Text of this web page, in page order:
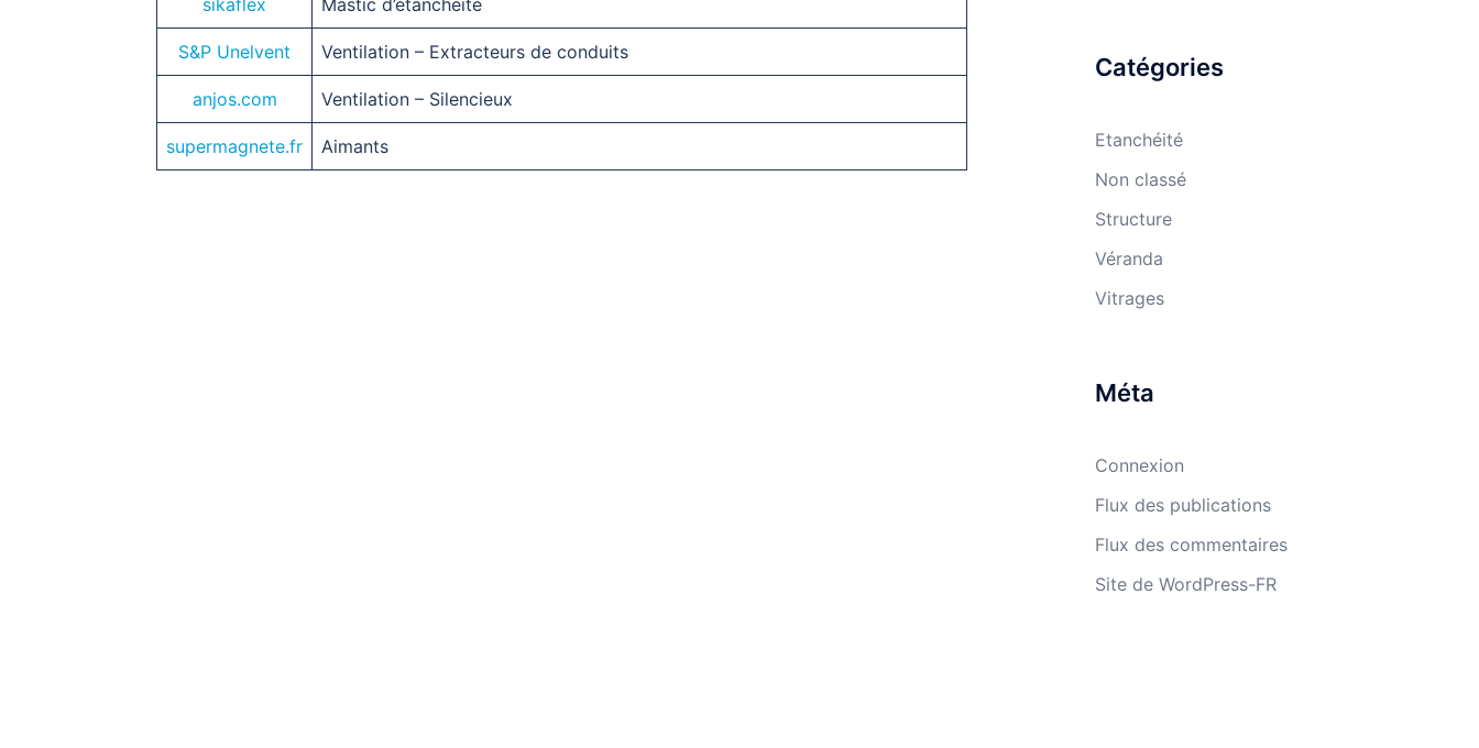
sikaflex Mastic d’étanchéité
S&P Unelvent Ventilation – Extracteurs de conduits
anjos.com Ventilation – Silencieux
supermagnete.fr Aimants
Catégories
Etanchéité
Non classé
Structure
Véranda
Vitrages
Méta
Connexion
Flux des publications
Flux des commentaires
Site de WordPress-FR